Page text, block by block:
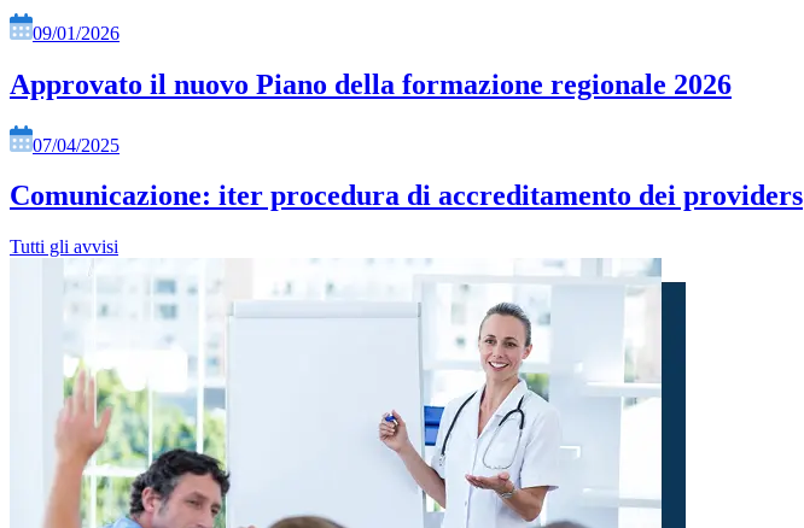
09/01/2026
Approvato il nuovo Piano della formazione regionale 2026
07/04/2025
Comunicazione: iter procedura di accreditamento dei providers
Tutti gli avvisi